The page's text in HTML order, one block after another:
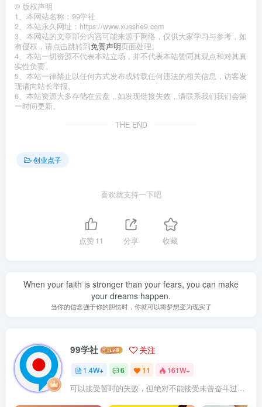
© 版权声明
1、本网站名称：99学社
2、本站永久网址：https://www.xueshe9.com
3、本网站的文章部分内容可能来源于网络，仅供大家学习与参考，如
有侵权，请点击跳转到免责声明页面处理。
4、本站一切资源不代表本站立场，并不代表本站赞同其观点和对其真
实性负责。
5、本站一律禁止以任何方式发布或转载任何违法的相关信息，访客发
现请向站长举报。
6、本站资源大多存储在云盘，如发现链接失效，请联系我们我们会第
一时间更新。
THE END
创业点子
喜欢就支持一下吧
点赞11 分享 收藏
When your faith is stronger than your fears, you can make
your dreams happen.
当你的信念强于你的胆怯时，你就可以将梦想变为现实了
99学社 关注
1.4W+ 6 11 161W+
可以接受暂时的失败，但绝对不能接受未曾奋斗过的自己